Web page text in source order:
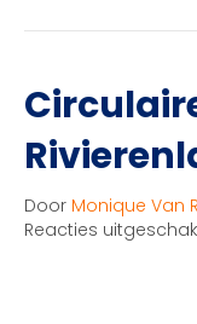
Door Monique Van
Reacties